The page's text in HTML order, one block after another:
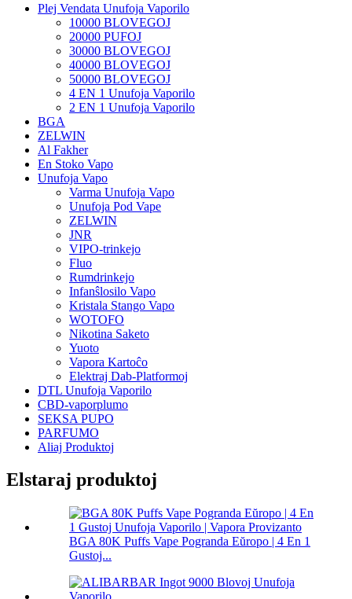
Plej Vendata Unufoja Vaporilo
10000 BLOVEGOJ
20000 PUFOJ
30000 BLOVEGOJ
40000 BLOVEGOJ
50000 BLOVEGOJ
4 EN 1 Unufoja Vaporilo
2 EN 1 Unufoja Vaporilo
BGA
ZELWIN
Al Fakher
En Stoko Vapo
Unufoja Vapo
Varma Unufoja Vapo
Unufoja Pod Vape
ZELWIN
JNR
VIPO-trinkejo
Fluo
Rumdrinkejo
Infanŝlosilo Vapo
Kristala Stango Vapo
WOTOFO
Nikotina Saketo
Yuoto
Vapora Kartoĉo
Elektraj Dab-Platformoj
DTL Unufoja Vaporilo
CBD-vaporplumo
SEKSA PUPO
PARFUMO
Aliaj Produktoj
Elstaraj produktoj
BGA 80K Puffs Vape Pogranda Eŭropo | 4 En 1
Gustoj...